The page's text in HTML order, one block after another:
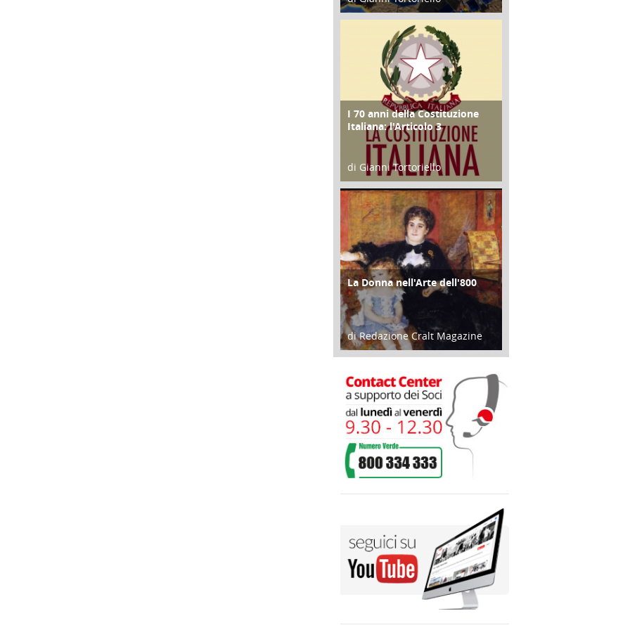
23 Aprile 2018
FOCUS
I 70 anni della Costituzione
Italiana: l'Articolo 3
di Gianni Tortoriello
17 Febbraio 2018
CULTURA/ARTE
La Donna nell'Arte dell'800
di Redazione Cralt Magazine
05 Maggio 2018